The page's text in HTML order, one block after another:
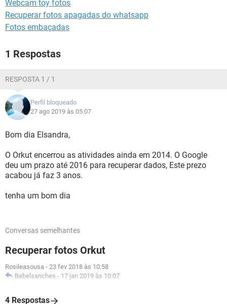
Webcam toy fotos
Recuperar fotos apagadas do whatsapp
Fotos embaçadas
1 Respostas
RESPOSTA 1 / 1
Perfil bloqueado
27 ago 2019 às 05:07
Bom dia Elsandra,
O Orkut encerrou as atividades ainda em 2014. O Google
deu um prazo até 2016 para recuperar dados, Este prezo
acabou já faz 3 anos.
tenha um bom dia
Conversas semelhantes
Recuperar fotos Orkut
Rosileasousa - 23 fev 2018 às 10:58
Bebelsanches - 17 jan 2019 às 10:07
4 Respostas